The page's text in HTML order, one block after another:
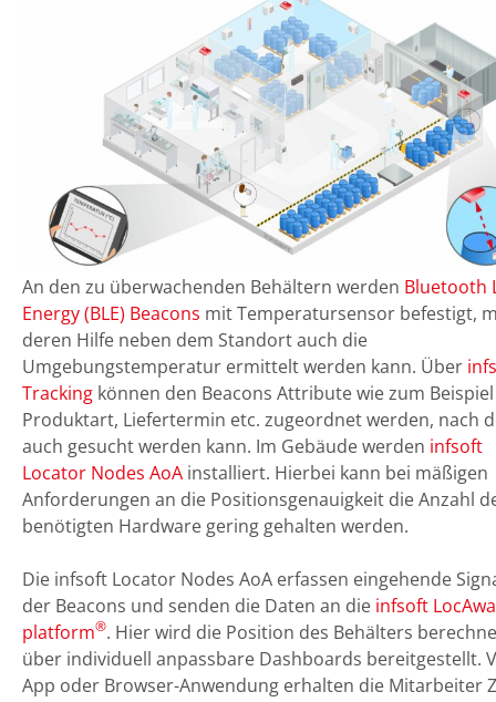
An den zu überwachenden Behältern werden Bluetooth
Energy (BLE) Beacons mit Temperatursensor befestigt,
deren Hilfe neben dem Standort auch die
Umgebungstemperatur ermittelt werden kann. Über
Tracking können den Beacons Attribute wie zum Beispiel
Produktart, Liefertermin etc. zugeordnet werden, nach
auch gesucht werden kann. Im Gebäude werden infsoft
Locator Nodes AoA installiert. Hierbei kann bei mäßigen
Anforderungen an die Positionsgenauigkeit die Anzahl
benötigten Hardware gering gehalten werden.
Die infsoft Locator Nodes AoA erfassen eingehende
der Beacons und senden die Daten an die infsoft
platform®. Hier wird die Position des Behälters
über individuell anpassbare Dashboards bereitgestellt.
App oder Browser-Anwendung erhalten die Mitarbeiter